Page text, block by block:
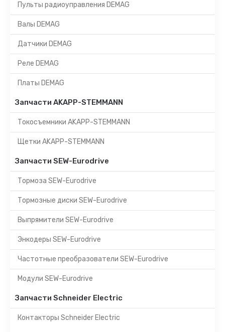
Пульты радиоуправления DEMAG
Валы DEMAG
Датчики DEMAG
Реле DEMAG
Платы DEMAG
Запчасти AKAPP-STEMMANN
Токосъемники AKAPP-STEMMANN
Щетки AKAPP-STEMMANN
Запчасти SEW-Eurodrive
Тормоза SEW-Eurodrive
Тормозные диски SEW-Eurodrive
Выпрямители SEW-Eurodrive
Энкодеры SEW-Eurodrive
Частотные преобразователи SEW-Eurodrive
Модули SEW-Eurodrive
Запчасти Schneider Electric
Контакторы Schneider Electric